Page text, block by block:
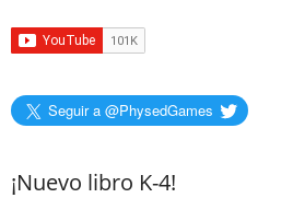
Seguir a @PhysedGames
¡Nuevo libro K-4!